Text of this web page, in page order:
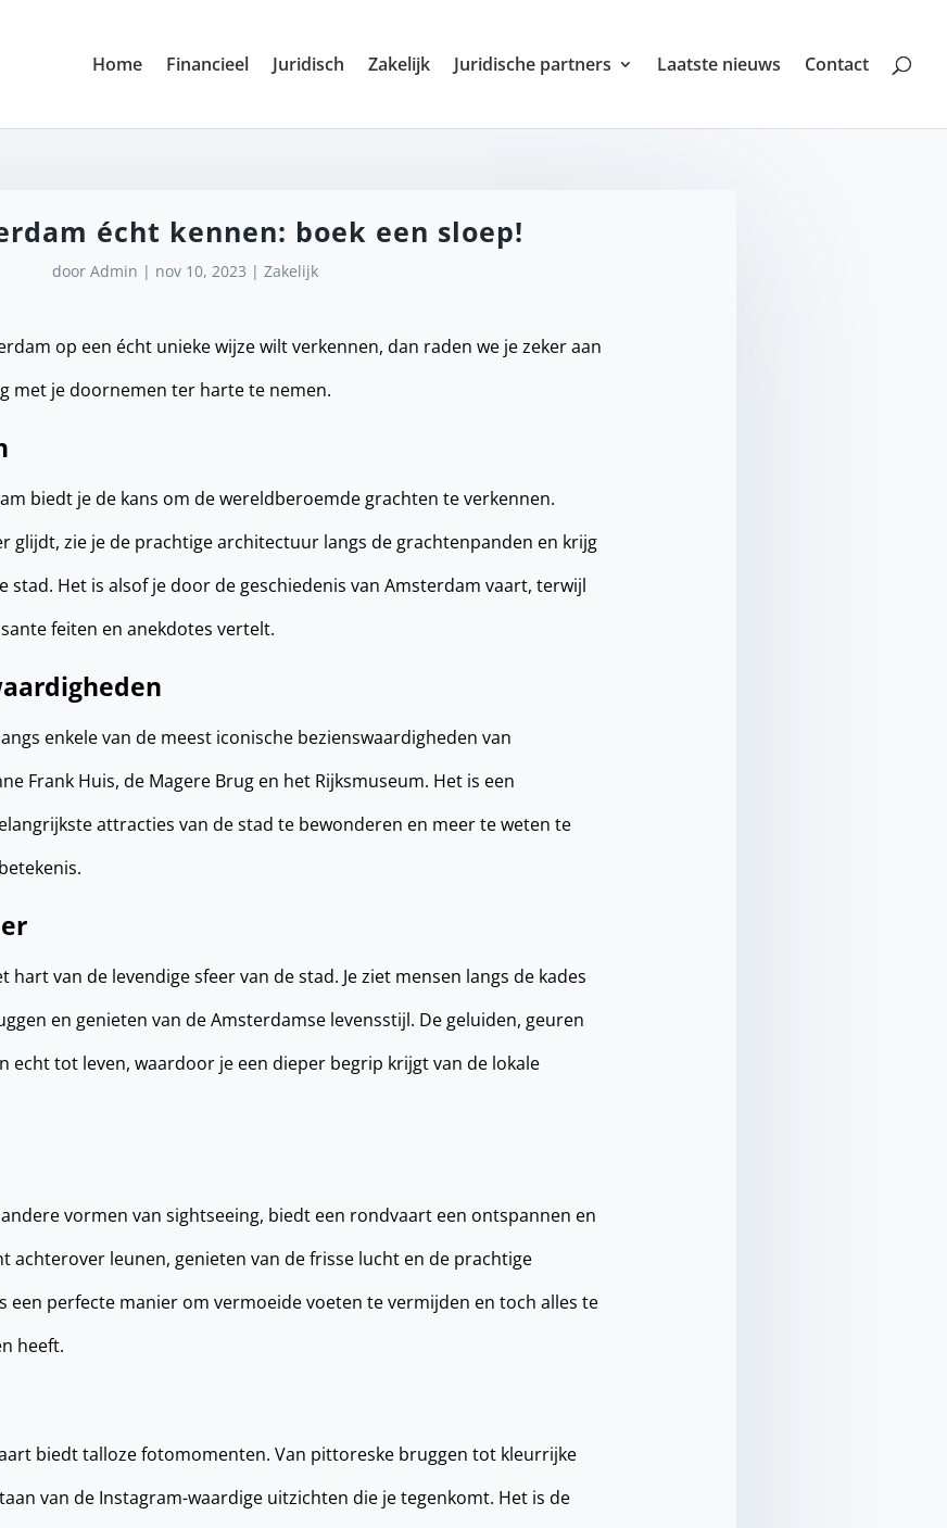
Home Financieel Juridisch Zakelijk Juridische partners Laatste nieuws Contact
écht kennen: boek een sloep!
door Admin | nov 10, 2023 | Zakelijk
op een écht unieke wijze wilt verkennen, dan raden we je zeker aan
met je doornemen ter harte te nemen.
biedt je de kans om de wereldberoemde grachten te verkennen.
glijdt, zie je de prachtige architectuur langs de grachtenpanden en krijg
stad. Het is alsof je door de geschiedenis van Amsterdam vaart, terwijl
feiten en anekdotes vertelt.
enkele van de meest iconische bezienswaardigheden van
Frank Huis, de Magere Brug en het Rijksmuseum. Het is een
attracties van de stad te bewonderen en meer te weten te
van de levendige sfeer van de stad. Je ziet mensen langs de kades
en genieten van de Amsterdamse levensstijl. De geluiden, geuren
echt tot leven, waardoor je een dieper begrip krijgt van de lokale
vormen van sightseeing, biedt een rondvaart een ontspannen en
achterover leunen, genieten van de frisse lucht en de prachtige
een perfecte manier om vermoeide voeten te vermijden en toch alles te
heeft.
biedt talloze fotomomenten. Van pittoreske bruggen tot kleurrijke
van de Instagram-waardige uitzichten die je tegenkomt. Het is de